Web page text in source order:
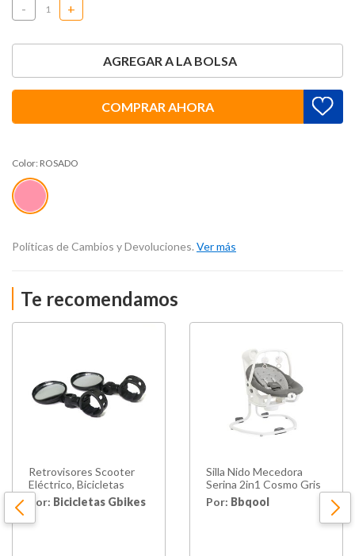
- +
AGREGAR A LA BOLSA
COMPRAR AHORA
Color: ROSADO
Políticas de Cambios y Devoluciones. Ver más
Te recomendamos
Retrovisores Scooter
Eléctrico, Bicicletas
Por: Bicicletas Gbikes
Silla Nido Mecedora
Serina 2in1 Cosmo Gris
Por: Bbqool